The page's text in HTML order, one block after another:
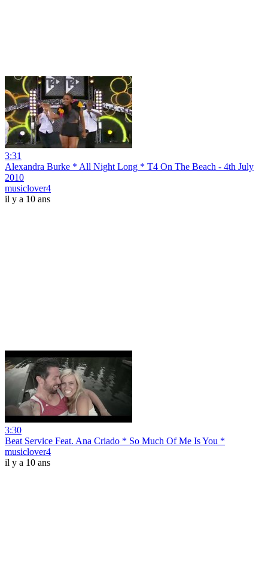
3:31
Alexandra Burke * All Night Long * T4 On The Beach - 4th July
2010
musiclover4
il y a 10 ans
3:30
Beat Service Feat. Ana Criado * So Much Of Me Is You *
musiclover4
il y a 10 ans